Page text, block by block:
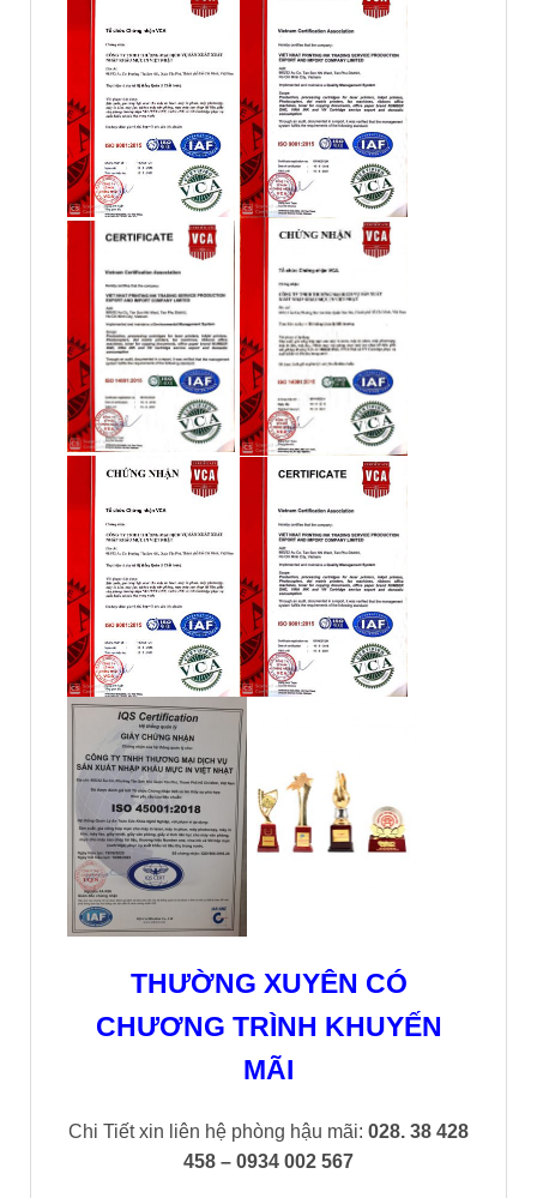
THƯỜNG XUYÊN CÓ
CHƯƠNG TRÌNH KHUYẾN
MÃI
Chi Tiết xin liên hệ phòng hậu mãi: 028. 38 428
458 – 0934 002 567